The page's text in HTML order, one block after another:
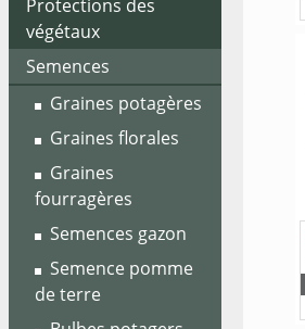
Arbres fruitiers
Petits fruits
Rosiers
Statues et objets
de décoration
Fontaines
Eclairages solaires
et autres
Autres
Produits
phytosanitaires
Autres
Protections des
végétaux
Films et voiles de
croissance
Films et voiles
d'hivernage
Semences
Graines potagères
Graines florales
Graines
fourragères
Semences gazon
Semence pomme
de terre